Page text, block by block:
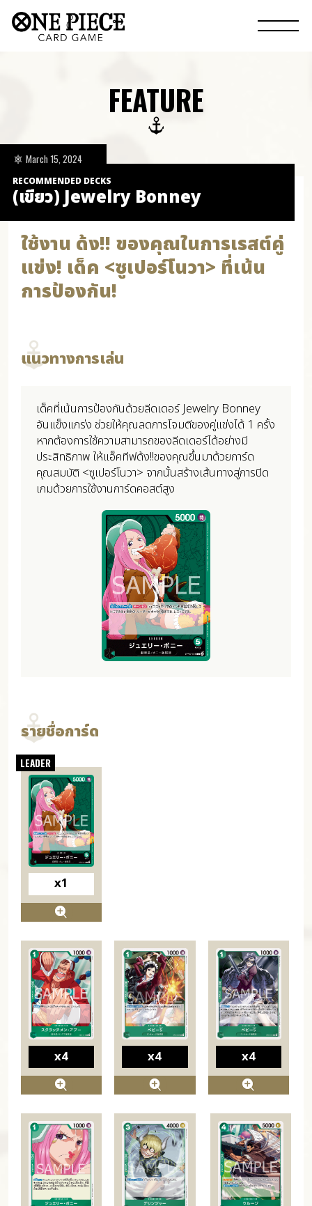
FEATURE
RECOMMENDED DECKS
(เขียว) Jewelry Bonney
March 15, 2024
ใช้งาน ด้ง!! ของคุณในการเรสต์คู่
แข่ง! เด็ค <ซูเปอร์โนวา> ที่เน้น
การป้องกัน!
แนวทางการเล่น
เด็คที่เน้นการป้องกันด้วยลีดเดอร์ Jewelry Bonney
อันแข็งแกร่ง ช่วยให้คุณลดการโจมตีของคู่แข่งได้ 1 ครั้ง
หากต้องการใช้ความสามารถของลีดเดอร์ได้อย่างมี
ประสิทธิภาพ ให้แอ็คทีฟด้ง!!ของคุณขึ้นมาด้วยการ์ด
คุณสมบัติ <ซูเปอร์โนวา> จากนั้นสร้างเส้นทางสู่การปิด
เกมด้วยการใช้งานการ์ดคอสต์สูง
รายชื่อการ์ด
x1
x4 x4 x4